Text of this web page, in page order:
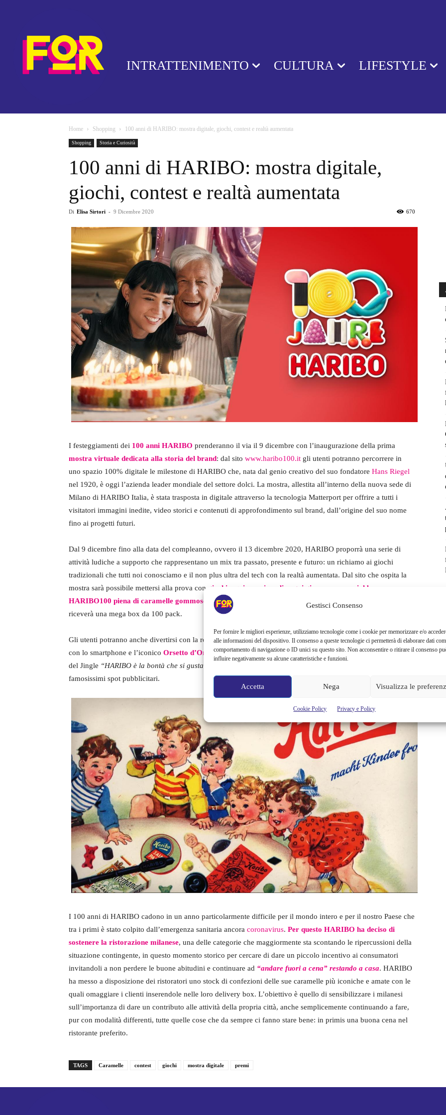
Gestisci Consenso
Per fornire le migliori esperienze, utilizziamo tecnologie come i cookie per memorizzare e/o
alle informazioni del dispositivo. Il consenso a queste tecnologie ci permetterà di elaborare dati
comportamento di navigazione o ID unici su questo sito. Non acconsentire o ritirare il consenso
influire negativamente su alcune caratteristiche e funzioni.
Accetta Nega Visualizza le
Cookie Policy Privacy e Policy
INTRATTENIMENTO CULTURA LIFESTYLE
Home Shopping 100 anni di HARIBO: mostra digitale, giochi, contest e realtà aumentata
Shopping Storia e Curiosità
100 anni di HARIBO: mostra digitale,
giochi, contest e realtà aumentata
Di Elisa Sirtori - 9 Dicembre 2020 670
I festeggiamenti dei 100 anni HARIBO prenderanno il via il 9 dicembre con l’inaugurazione della prima
mostra virtuale dedicata alla storia del brand: dal sito www.haribo100.it gli utenti potranno percorrere in
uno spazio 100% digitale le milestone di HARIBO che, nata dal genio creativo del suo fondatore Hans Riegel
nel 1920, è oggi l’azienda leader mondiale del settore dolci. La mostra, allestita all’interno della nuova sede di
Milano di HARIBO Italia, è stata trasposta in digitale attraverso la tecnologia Matterport per offrire a tutti i
visitatori immagini inedite, video storici e contenuti di approfondimento sul brand, dall’origine del suo nome
fino ai progetti futuri.
Dal 9 dicembre fino alla data del compleanno, ovvero il 13 dicembre 2020, HARIBO proporrà una serie di
attività ludiche a supporto che rappresentano un mix tra passato, presente e futuro: un richiamo ai giochi
tradizionali che tutti noi conosciamo e il non plus ultra del tech con la realtà aumentata. Dal sito che ospita la
mostra sarà possibile mettersi alla prova con
giochi e quiz con in palio ogni giorno una special box
HARIBO100 piena di caramelle gommose.
Tra tutti i partecipanti verrà selezionato un vincitore premium che
riceverà una mega box da 100 pack.
Gli utenti potranno anche divertirsi con la realtà aumentata attraverso un QR code: basterà infatti inquadrarlo
con lo smartphone e l’iconico Orsetto d’Oro HARIBOcomparirà in quattro colori e ballerà sulle celebri note
del Jingle “HARIBO è la bontà che si gusta ad ogni età”
famosissimi spot pubblicitari.
I 100 anni di HARIBO cadono in un anno particolarmente difficile per il mondo intero e per il nostro Paese che
tra i primi è stato colpito dall’emergenza sanitaria ancora coronavirus. Per questo HARIBO ha deciso di
sostenere la ristorazione milanese, una delle categorie che maggiormente sta scontando le ripercussioni della
situazione contingente, in questo momento storico per cercare di dare un piccolo incentivo ai consumatori
invitandoli a non perdere le buone abitudini e continuare ad “andare fuori a cena” restando a casa. HARIBO
ha messo a disposizione dei ristoratori uno stock di confezioni delle sue caramelle più iconiche e amate con le
quali omaggiare i clienti inserendole nelle loro delivery box. L’obiettivo è quello di sensibilizzare i milanesi
sull’importanza di dare un contributo alle attività della propria città, anche semplicemente continuando a fare,
pur con modalità differenti, tutte quelle cose che da sempre ci fanno stare bene: in primis una buona cena nel
ristorante preferito.
TAGS Caramelle contest giochi mostra digitale premi